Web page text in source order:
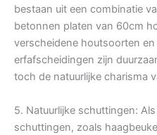
bestaan uit een combinatie
betonnen platen van 60cm
verscheidene houtsoorten
erfafscheidingen zijn
toch de natuurlijke charisma
5. Natuurlijke schuttingen:
schuttingen, zoals